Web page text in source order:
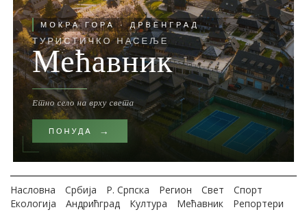
Насловна Србија Р. Српска Регион Свет
Спорт
Екологија
Андрићград Култура Мећавник Репортери